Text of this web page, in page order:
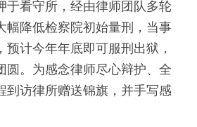
于看守所，经由律师团队多轮
幅降低检察院初始量刑，当事
预计今年年底即可服刑出狱，
圆。为感念律师尽心辩护、全
到访律所赠送锦旗，并手写感